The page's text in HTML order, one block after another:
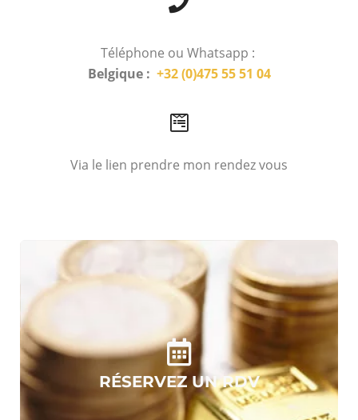
Téléphone ou Whatsapp :
Belgique : +32 (0)475 55 51 04
Via le lien prendre mon rendez vous
RÉSERVEZ UN RDV